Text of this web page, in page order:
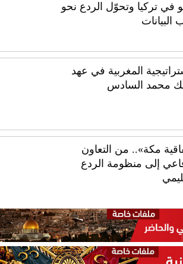
في تركيا وتحوّل الردع نحو
البيانات
المغربية في عهد
محمد السادس
مكة».. من التعاون
إلى منظومة الردع